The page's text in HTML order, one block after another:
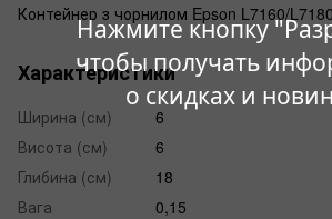
Нажмите кнопку
чтобы получать
о скидках и
Контейнер з чорнилом Epson L7160/
Характеристики
Ширина (см)
6
Висота (см)
6
Глибина (см)
18
Вага
0,15